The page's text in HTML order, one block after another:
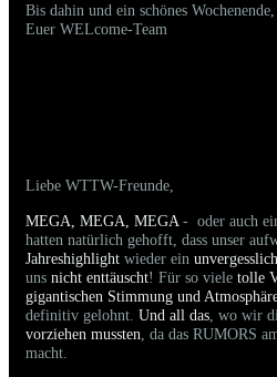
Bis dahin und ein schönes Wochenende,
Euer WELcome-Team
Liebe WTTW-Freunde,
MEGA, MEGA, MEGA - oder auch
hatten natürlich gehofft, dass unser
Jahreshighlight wieder ein
uns nicht enttäuscht! Für so viele tolle
gigantischen Stimmung und
definitiv gelohnt. Und all das , wo wir
vorziehen mussten , da das RUMORS
macht.